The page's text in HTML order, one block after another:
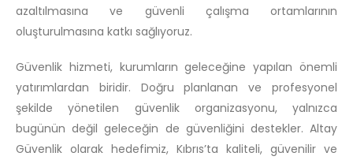
azaltılmasına ve güvenli çalışma ortamlarının
oluşturulmasına katkı sağlıyoruz.
Güvenlik hizmeti, kurumların geleceğine yapılan önemli
yatırımlardan biridir. Doğru planlanan ve profesyonel
şekilde yönetilen güvenlik organizasyonu, yalnızca
bugünün değil geleceğin de güvenliğini destekler. Altay
Güvenlik olarak hedefimiz, Kıbrıs’ta kaliteli, güvenilir ve